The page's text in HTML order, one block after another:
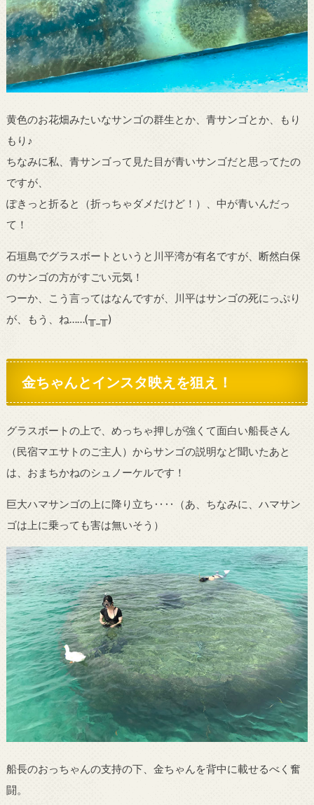
黄色のお花畑みたいなサンゴの群生とか、青サンゴとか、もり
もり♪
ちなみに私、青サンゴって見た目が青いサンゴだと思ってたの
ですが、
ぽきっと折ると（折っちゃダメだけど！）、中が青いんだっ
て！
石垣島でグラスボートというと川平湾が有名ですが、断然白保
のサンゴの方がすごい元気！
つーか、こう言ってはなんですが、川平はサンゴの死にっぷり
が、もう、ね……(╥_ ╥)
金ちゃんとインスタ映えを狙え！
グラスボートの上で、めっちゃ押しが強くて面白い船長さん
（民宿マエサトのご主人）からサンゴの説明など聞いたあと
は、おまちかねのシュノーケルです！
巨大ハマサンゴの上に降り立ち‥‥（あ、ちなみに、ハマサン
ゴは上に乗っても害は無いそう）
船長のおっちゃんの支持の下、金ちゃんを背中に載せるべく奮
闘。